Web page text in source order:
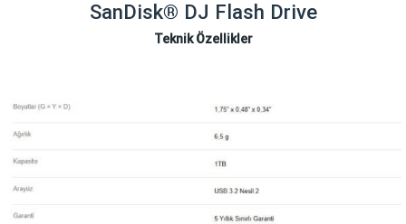
SanDisk® DJ Flash Drive
Teknik Özellikler